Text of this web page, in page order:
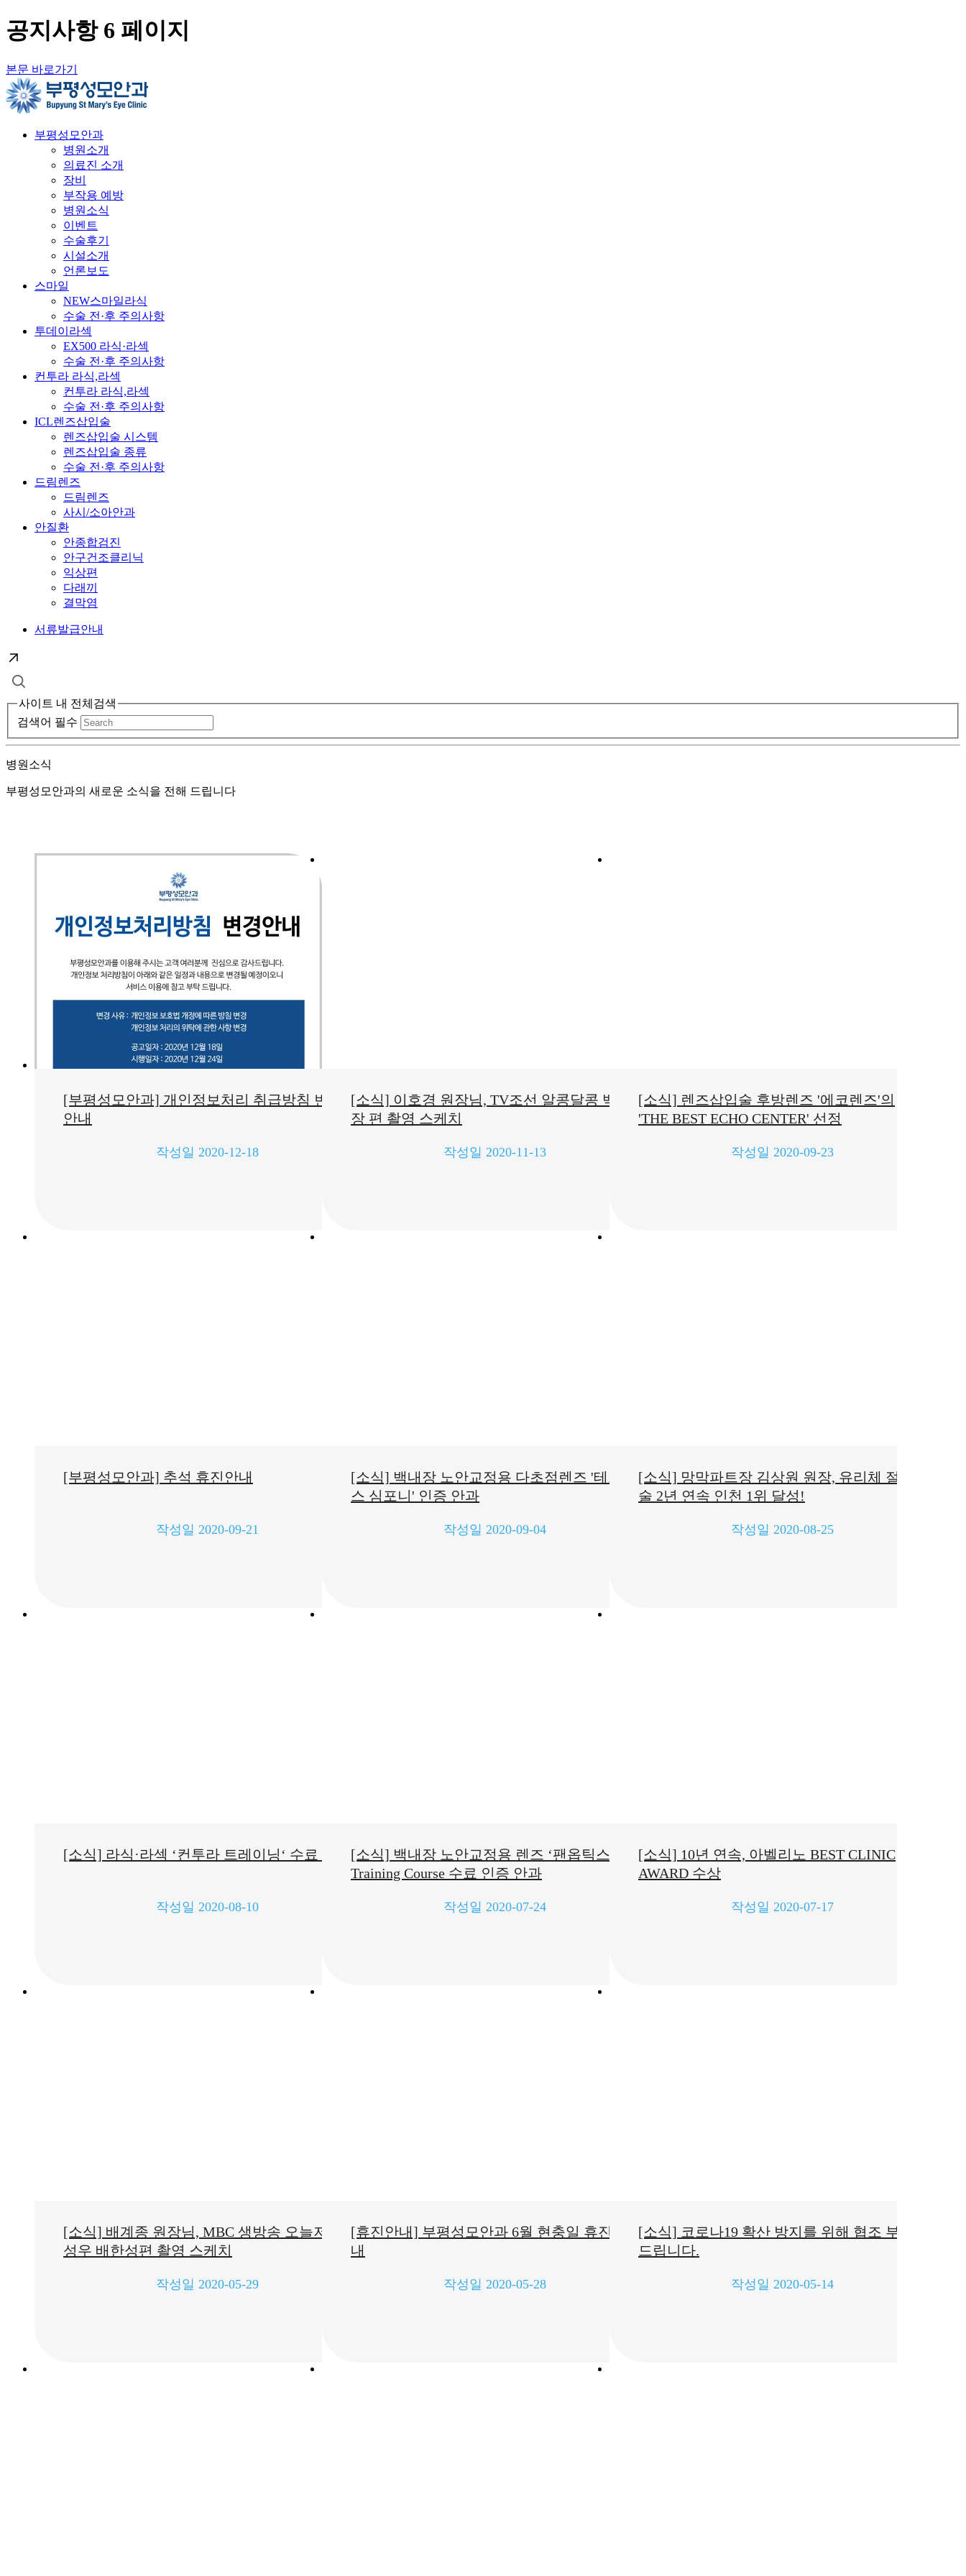
공지사항 6 페이지
본문 바로가기
부평성모안과
병원소개
의료진 소개
장비
부작용 예방
병원소식
이벤트
수술후기
시설소개
언론보도
스마일
NEW스마일라식
수술 전·후 주의사항
투데이라섹
EX500 라식·라섹
수술 전·후 주의사항
컨투라 라식,라섹
컨투라 라식,라섹
수술 전·후 주의사항
ICL렌즈삽입술
렌즈삽입술 시스템
렌즈삽입술 종류
수술 전·후 주의사항
드림렌즈
드림렌즈
사시/소아안과
안질환
안종합검진
안구건조클리닉
익상편
다래끼
결막염
서류발급안내
사이트 내 전체검색
검색어 필수
병원소식
부평성모안과의 새로운 소식을 전해 드립니다
[부평성모안과] 개인정보처리 취급방침 변경
안내
작성일 2020-12-18
[소식] 이호경 원장님, TV조선 알콩달콩 백내
장 편 촬영 스케치
작성일 2020-11-13
[소식] 렌즈삽입술 후방렌즈 '에코렌즈'의
'THE BEST ECHO CENTER' 선정
작성일 2020-09-23
[부평성모안과] 추석 휴진안내
작성일 2020-09-21
[소식] 백내장 노안교정용 다초점렌즈 '테크니
스 심포니' 인증 안과
작성일 2020-09-04
[소식] 망막파트장 김상원 원장, 유리체 절제
술 2년 연속 인천 1위 달성!
작성일 2020-08-25
[소식] 라식·라섹 ‘컨투라 트레이닝‘ 수료 안과
작성일 2020-08-10
[소식] 백내장 노안교정용 렌즈 ‘팬옵틱스’
Training Course 수료 인증 안과
작성일 2020-07-24
[소식] 10년 연속, 아벨리노 BEST CLINIC
AWARD 수상
작성일 2020-07-17
[소식] 배계종 원장님, MBC 생방송 오늘저녁
성우 배한성편 촬영 스케치
작성일 2020-05-29
[휴진안내] 부평성모안과 6월 현충일 휴진안
내
작성일 2020-05-28
[소식] 코로나19 확산 방지를 위해 협조 부탁
드립니다.
작성일 2020-05-14